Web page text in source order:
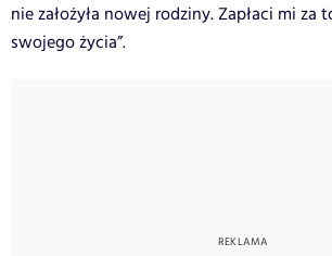
nie założyła nowej rodziny. Zapłaci mi za
swojego życia”.